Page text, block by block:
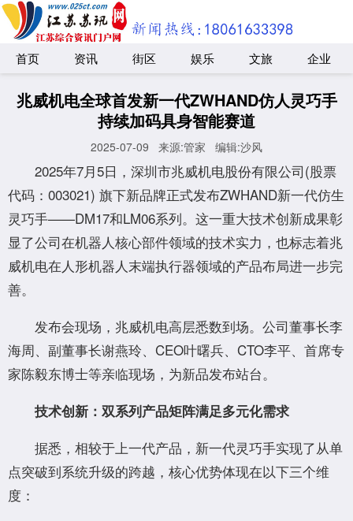
首页 资讯 街区 娱乐 文旅 企业
兆威机电全球首发新⼀代ZWHAND仿⼈灵巧⼿
持续加码具身智能赛道
2025-07-09 来源:管家 编辑:沙风
2025年7⽉5⽇，深圳市兆威机电股份有限公司(股票
代码：003021) 旗下新品牌正式发布ZWHAND新⼀代仿生
灵巧手——DM17和LM06系列。这⼀重⼤技术创新成果彰
显了公司在机器⼈核⼼部件领域的技术实力，也标志着兆
威机电在人形机器人末端执行器领域的产品布局进一步完
善。
发布会现场，兆威机电高层悉数到场。公司董事长李
海周、副董事长谢燕玲、CEO叶曙兵、CTO李平、首席专
家陈毅东博士等亲临现场，为新品发布站台。
技术创新：双系列产品矩阵满⾜多元化需求
据悉，相较于上一代产品，新一代灵巧手实现了从单
点突破到系统升级的跨越，核心优势体现在以下三个维
度：